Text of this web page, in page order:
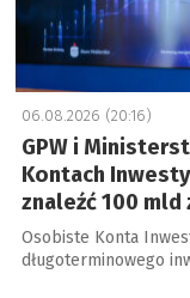
06.08.2026 (20:16)
GPW i
Kontach
znaleźć 100 mld
Osobiste Konta
długoterminowego